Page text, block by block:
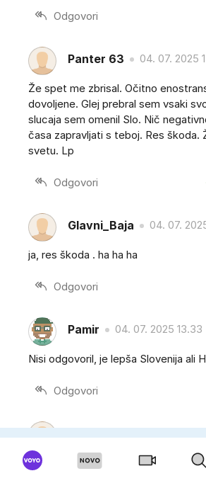
Odgovori
Panter 63 04. 07. 2025
Že spet me zbrisal. Očitno
dovoljene. Glej prebral sem vsaki
slucaja sem omenil Slo. Nič
časa zapravljati s teboj. Res škoda.
svetu. Lp
Odgovori
Glavni_Baja 04. 07.
ja, res škoda . ha ha ha
Odgovori
Pamir 04. 07. 2025 13.33
Nisi odgovoril, je lepša Slovenija ali
Odgovori
Slovenija. Tukaj živim.